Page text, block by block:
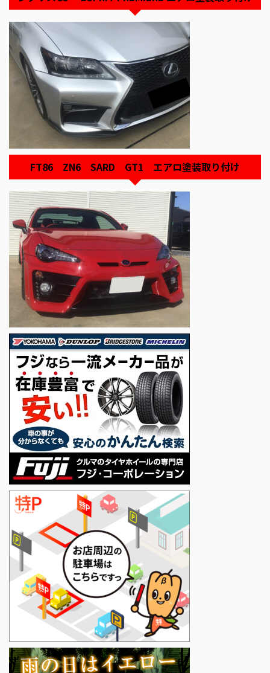
FT86 ZN6 SARD GT1 エアロ塗装取り付け